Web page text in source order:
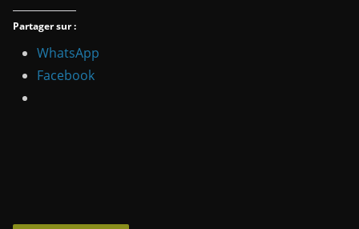
Partager sur :
WhatsApp
Facebook